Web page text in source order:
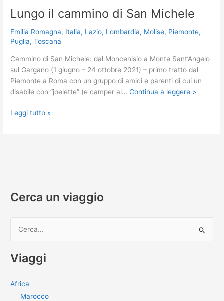
Lungo il cammino di San Michele
Emilia Romagna, Italia, Lazio, Lombardia, Molise, Piemonte,
Puglia,Toscana
Cammino di San Michele: dal Moncenisio a Monte Sant’Angelo
sul Gargano (1 giugno – 24 ottobre 2021) – primo tratto dal
Piemonte a Roma con un gruppo di amici e parenti di cui un
disabile con “joelette” (e camper al…Continua a leggere >
Lungo
Leggi tutto »
Cerca un viaggio
c
Viaggi
Africa
Marocco